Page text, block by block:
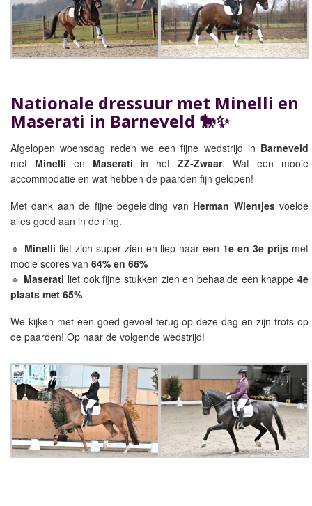
Nationale dressuur met Minelli en
Maserati in Barneveld 🐎✨
Afgelopen woensdag reden we een fijne wedstrijd in Barneveld
met Minelli en Maserati in het ZZ-Zwaar. Wat een mooie
accommodatie en wat hebben de paarden fijn gelopen!
Met dank aan de fijne begeleiding van Herman Wientjesvoelde
alles goed aan in de ring.
🔹 Minelli liet zich super zien en liep naar een 1e en 3e prijs met
mooie scores van 64% en 66%
🔹 Maserati liet ook fijne stukken zien en behaalde een knappe4e
plaats met 65%
We kijken met een goed gevoel terug op deze dag en zijn trots op
de paarden! Op naar de volgende wedstrijd!